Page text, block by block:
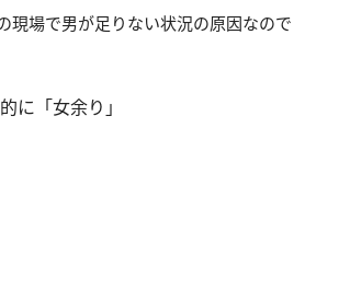
現場で男が足りない状況の原因なので
に「女余り」